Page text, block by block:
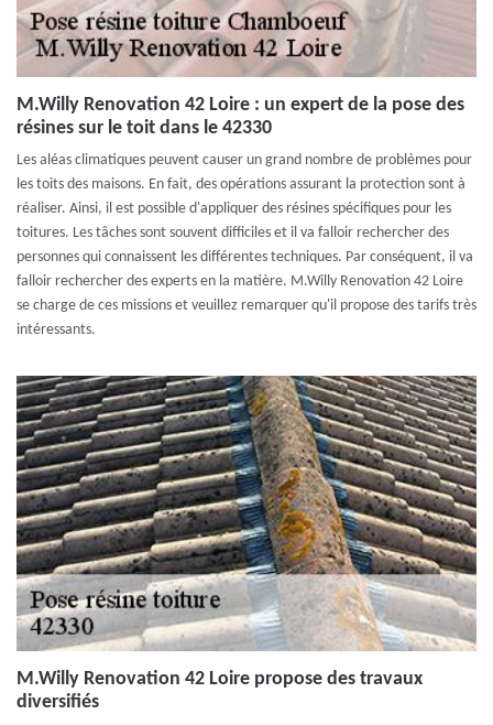
M.Willy Renovation 42 Loire : un expert de la pose des
résines sur le toit dans le 42330
Les aléas climatiques peuvent causer un grand nombre de problèmes pour
les toits des maisons. En fait, des opérations assurant la protection sont à
réaliser. Ainsi, il est possible d'appliquer des résines spécifiques pour les
toitures. Les tâches sont souvent difficiles et il va falloir rechercher des
personnes qui connaissent les différentes techniques. Par conséquent, il va
falloir rechercher des experts en la matière. M.Willy Renovation 42 Loire
se charge de ces missions et veuillez remarquer qu'il propose des tarifs très
intéressants.
M.Willy Renovation 42 Loire propose des travaux
diversifiés